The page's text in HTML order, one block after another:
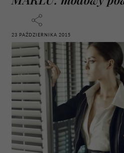
23 PAŹDZIERNIKA 2015